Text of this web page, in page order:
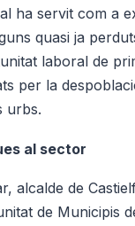
ha servit com a
quasi ja
laboral de
per la
urbs.
al sector
alcalde de
de Municipis